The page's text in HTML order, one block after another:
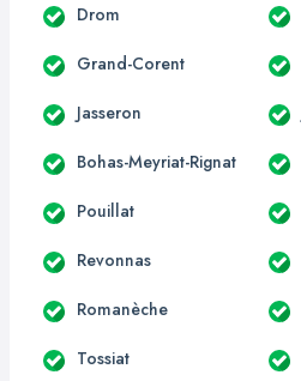
Drom
Grand-Corent
Jasseron
Bohas-Meyriat-Rignat
Pouillat
Revonnas
Romanèche
Tossiat